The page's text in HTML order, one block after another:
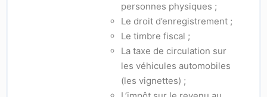
personnes physiques ;
Le droit d’enregistrement ;
Le timbre fiscal ;
La taxe de circulation sur
les véhicules automobiles
(les vignettes) ;